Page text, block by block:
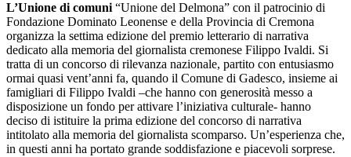
L’Unione di comuni“Unione del Delmona” con il patrocinio di
Fondazione Dominato Leonense e della Provincia di Cremona
organizza la settima edizione del premio letterario di narrativa
dedicato alla memoria del giornalista cremonese Filippo Ivaldi. Si
tratta di un concorso di rilevanza nazionale, partito con entusiasmo
ormai quasi vent’anni fa, quando il Comune di Gadesco, insieme ai
famigliari di Filippo Ivaldi –che hanno con generosità messo a
disposizione un fondo per attivare l’iniziativa culturale- hanno
deciso di istituire la prima edizione del concorso di narrativa
intitolato alla memoria del giornalista scomparso. Un’esperienza che,
in questi anni ha portato grande soddisfazione e piacevoli sorprese.